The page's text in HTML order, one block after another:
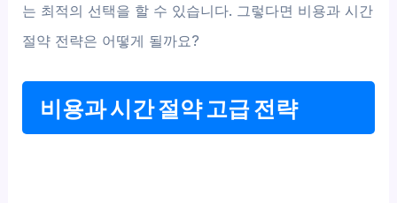
는 최적의 선택을 할 수 있습니다. 그렇다면 비용과 시간
절약 전략은 어떻게 될까요?
비용과 시간 절약 고급 전략